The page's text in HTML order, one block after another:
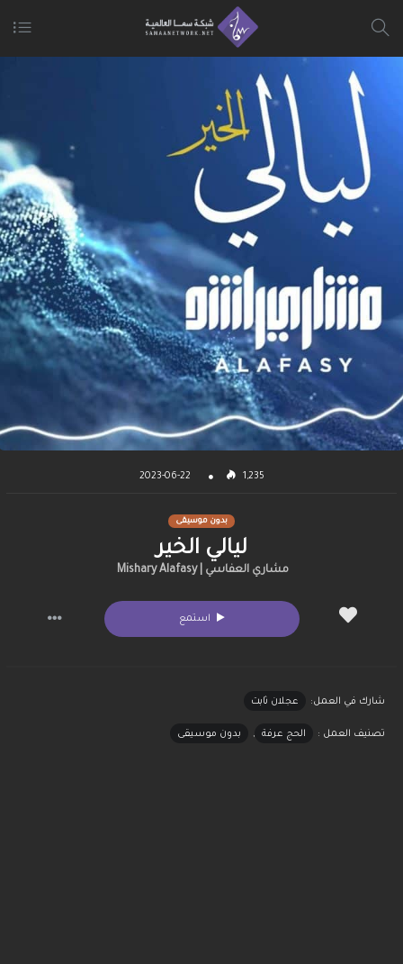
1,235
2023-06-22
بدون موسيقى
ليالي الخير
مشاري العفاسي | Mishary Alafasy
استمع
شارك في العمل: عجلان ثابت
تصنيف العمل : الحج عرفة , بدون موسيقى